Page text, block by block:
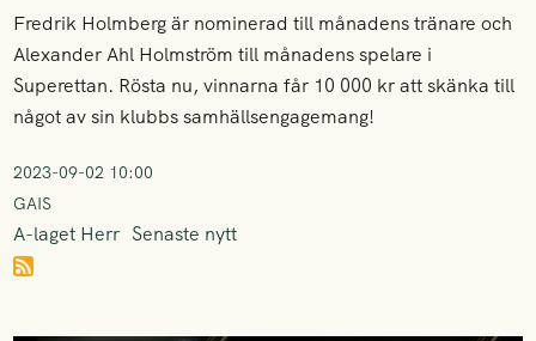
Fredrik Holmberg är nominerad till månadens tränare och
Alexander Ahl Holmström till månadens spelare i
Superettan. Rösta nu, vinnarna får 10 000 kr att skänka till
något av sin klubbs samhällsengagemang!
2023-09-02 10:00
GAIS
A-laget Herr Senaste nytt